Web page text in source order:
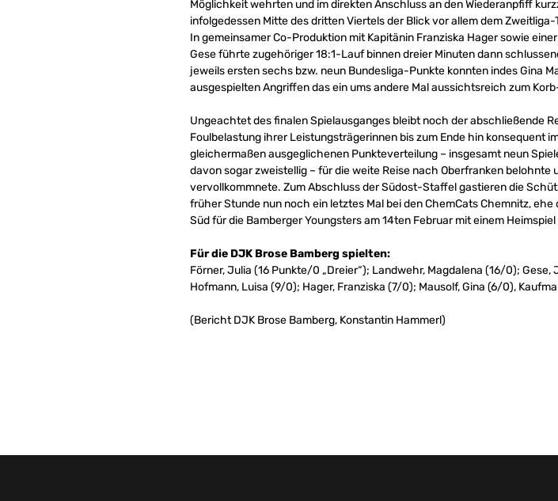
Möglichkeit wehrten und im direkten Anschluss an den Wiederanpfiff
infolgedessen Mitte des dritten Viertels der Blick vor allem dem
In gemeinsamer Co-Produktion mit Kapitänin Franziska Hager sowie
Gese führte zugehöriger 18:1-Lauf binnen dreier Minuten dann
jeweils ersten sechs bzw. neun Bundesliga-Punkte konnten indes Gina
ausgespielten Angriffen das ein ums andere Mal aussichtsreich zum
Ungeachtet des finalen Spielausganges bleibt noch der abschließende
Foulbelastung ihrer Leistungsträgerinnen bis zum Ende hin konsequent
gleichermaßen ausgeglichenen Punkteverteilung – insgesamt neun
davon sogar zweistellig – für die weite Reise nach Oberfranken
vervollkommnete. Zum Abschluss der Südost-Staffel gastieren die
früher Stunde nun noch ein letztes Mal bei den ChemCats Chemnitz,
Süd für die Bamberger Youngsters am 14ten Februar mit einem
Für die DJK Brose Bamberg spielten:
Förner, Julia (16 Punkte/0 „Dreier“); Landwehr, Magdalena (16/0);
Hofmann, Luisa (9/0); Hager, Franziska (7/0); Mausolf, Gina (6/0),
(Bericht DJK Brose Bamberg, Konstantin Hammerl)